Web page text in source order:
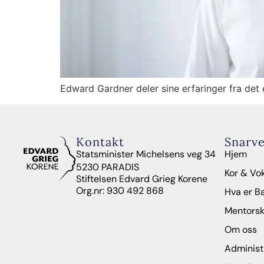
Edward Gardner deler sine erfaringer fra
Kontakt
Statsminister Michelsens veg 34
5230 PARADIS
Stiftelsen Edvard Grieg Korene
Org.nr: 930 492 868
Hjem
Kor &
Hva er
Om oss